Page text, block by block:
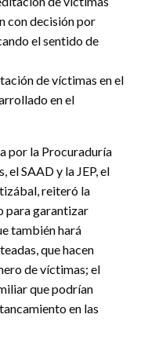
con decisión por
el sentido de
de víctimas en el
en el
por la Procuraduría
el SAAD y la JEP, el
reiteró la
para garantizar
también hará
que hacen
de víctimas; el
que podrían
en las